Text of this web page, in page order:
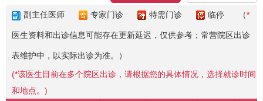
副主任医师 专家门诊 特需门诊 临停 （*
医生资料和出诊信息可能存在更新延迟，仅供参考；常营院区出诊
表维护中，以实际出诊为准。）
(*该医生目前在多个院区出诊，请根据您的具体情况，选择就诊时间
和地点。)